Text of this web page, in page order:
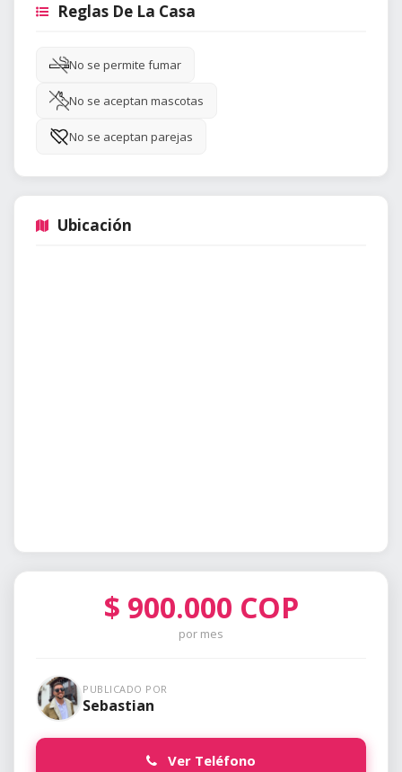
Reglas De La Casa
No se permite fumar
No se aceptan mascotas
No se aceptan parejas
Ubicación
$ 900.000 COP
por mes
PUBLICADO POR
Sebastian
Ver Teléfono